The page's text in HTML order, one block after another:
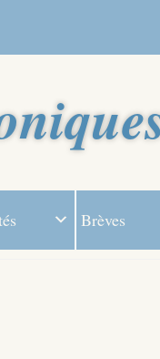
Brèves